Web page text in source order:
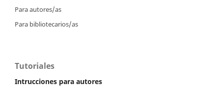
Para autores/as
Para bibliotecarios/as
Tutoriales
Intrucciones para autores